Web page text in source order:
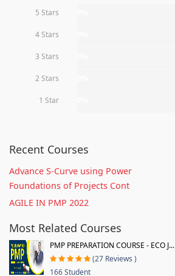
5 Stars
4 Stars
3 Stars
2 Stars
1 Star
Recent Courses
Advance S-Curve using Power
Foundations of Projects Cont
AGILE IN PMP 2022
Most Related Courses
PMP PREPARATION COURSE - ECO J...
(27 Reviews )
166 Student